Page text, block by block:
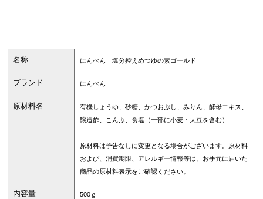
名称 にんべん 塩分控えめつゆの素ゴールド
ブランド にんべん
原材料名
有機しょうゆ、砂糖、かつおぶし、みりん、酵母エキス、
醸造酢、こんぶ、食塩（一部に小麦・大豆を含む）
原材料は予告なしに変更となる場合がございます。原材料
および、消費期限、アレルギー情報等は、お手元に届いた
商品の原材料表示をご確認ください。
内容量 500ｇ